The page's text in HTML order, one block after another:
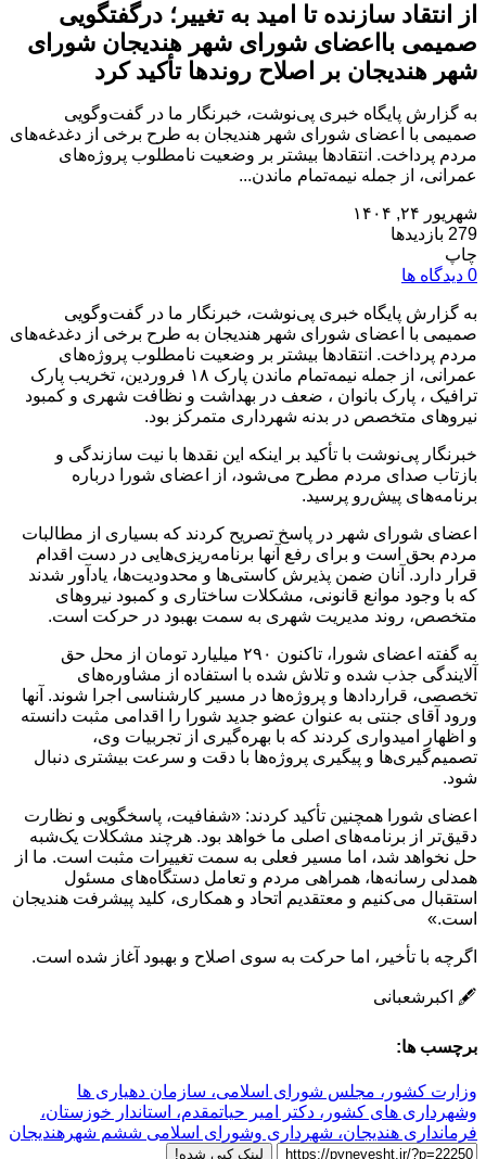
از انتقاد سازنده تا امید به تغییر؛ درگفتگویی
صمیمی بااعضای شورای شهر هندیجان شورای
شهر هندیجان بر اصلاح روندها تأکید کرد
به گزارش پایگاه خبری پی‌نوشت، خبرنگار ما در گفت‌وگویی
صمیمی با اعضای شورای شهر هندیجان به طرح برخی از دغدغه‌های
مردم پرداخت. انتقادها بیشتر بر وضعیت نامطلوب پروژه‌های
عمرانی، از جمله نیمه‌تمام ماندن...
شهریور ۲۴, ۱۴۰۴
279 بازدیدها
چاپ
0 دیدگاه ها
به گزارش پایگاه خبری پی‌نوشت، خبرنگار ما در گفت‌وگویی
صمیمی با اعضای شورای شهر هندیجان به طرح برخی از دغدغه‌های
مردم پرداخت. انتقادها بیشتر بر وضعیت نامطلوب پروژه‌های
عمرانی، از جمله نیمه‌تمام ماندن پارک ۱۸ فروردین، تخریب پارک
ترافیک ، پارک بانوان ، ضعف در بهداشت و نظافت شهری و کمبود
نیروهای متخصص در بدنه شهرداری متمرکز بود.
خبرنگار پی‌نوشت با تأکید بر اینکه این نقدها با نیت سازندگی و
بازتاب صدای مردم مطرح می‌شود، از اعضای شورا درباره
برنامه‌های پیش‌رو پرسید.
اعضای شورای شهر در پاسخ تصریح کردند که بسیاری از مطالبات
مردم بحق است و برای رفع آنها برنامه‌ریزی‌هایی در دست اقدام
قرار دارد. آنان ضمن پذیرش کاستی‌ها و محدودیت‌ها، یادآور شدند
که با وجود موانع قانونی، مشکلات ساختاری و کمبود نیروهای
متخصص، روند مدیریت شهری به سمت بهبود در حرکت است.
به گفته اعضای شورا، تاکنون ۲۹۰ میلیارد تومان از محل حق
آلایندگی جذب شده و تلاش شده با استفاده از مشاوره‌های
تخصصی، قراردادها و پروژه‌ها در مسیر کارشناسی اجرا شوند. آنها
ورود آقای جنتی به عنوان عضو جدید شورا را اقدامی مثبت دانسته
و اظهار امیدواری کردند که با بهره‌گیری از تجربیات وی،
تصمیم‌گیری‌ها و پیگیری پروژه‌ها با دقت و سرعت بیشتری دنبال
شود.
اعضای شورا همچنین تأکید کردند: «شفافیت، پاسخگویی و نظارت
دقیق‌تر از برنامه‌های اصلی ما خواهد بود. هرچند مشکلات یک‌شبه
حل نخواهد شد، اما مسیر فعلی به سمت تغییرات مثبت است. ما از
همدلی رسانه‌ها، همراهی مردم و تعامل دستگاه‌های مسئول
استقبال می‌کنیم و معتقدیم اتحاد و همکاری، کلید پیشرفت هندیجان
است.»
اگرچه با تأخیر، اما حرکت به سوی اصلاح و بهبود آغاز شده است.
🖋️ اکبرشعبانی
برچسب ها:
وزارت کشور، مجلس شورای اسلامی، سازمان دهیاری ها
وشهرداری های کشور، دکتر امیر حیاتمقدم، استاندار خوزستان،
فرمانداری هندیجان، شهرداری وشورای اسلامی ششم شهرهندیجان
لینک کپی شده!